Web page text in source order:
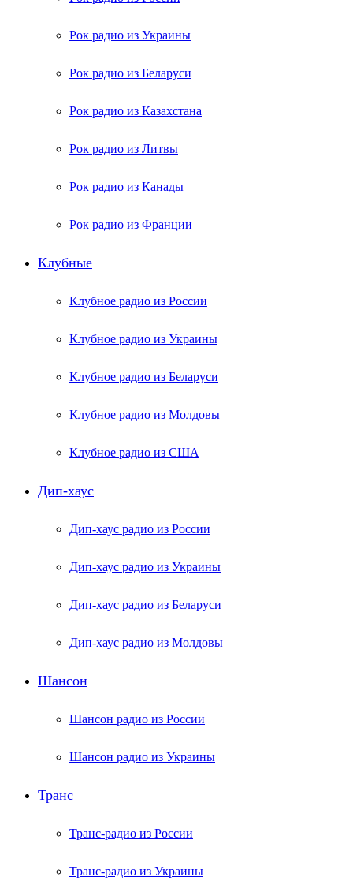
Рок радио из Украины
Рок радио из Беларуси
Рок радио из Казахстана
Рок радио из Литвы
Рок радио из Канады
Рок радио из Франции
Клубные
Клубное радио из России
Клубное радио из Украины
Клубное радио из Беларуси
Клубное радио из Молдовы
Клубное радио из США
Дип-хаус
Дип-хаус радио из России
Дип-хаус радио из Украины
Дип-хаус радио из Беларуси
Дип-хаус радио из Молдовы
Шансон
Шансон радио из России
Шансон радио из Украины
Транс
Транс-радио из России
Транс-радио из Украины